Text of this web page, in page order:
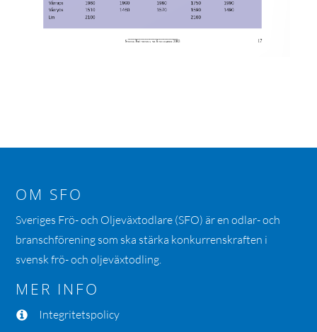
OM SFO
Sveriges Frö- och Oljeväxtodlare (SFO) är en odlar- och
branschförening som ska stärka konkurrenskraften i
svensk frö- och oljeväxtodling.
MER INFO
Integritetspolicy